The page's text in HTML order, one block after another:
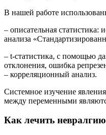
В нашей работе
– описательная
анализа
– t-статистика, с помощью
отклонения, ошибка
– корреляционный анализ.
Системное изучение
между переменными
Как лечить невралгию